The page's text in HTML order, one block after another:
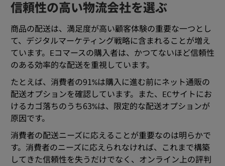
信頼性の高い物流会社を選ぶ
商品の配送は、満足度が高い顧客体験の重要な一つとし
て、デジタルマーケティング戦略に含まれることが増え
ています。Eコマースの購入者は、かつてないほど信頼性
のある効率的な配送を重視しています。
たとえば、消費者の91%は購入に進む前にネット通販の
配送オプションを確認しています。また、ECサイトにお
けるカゴ落ちのうち63%は、限定的な配送オプションが
原因です。
消費者の配送ニーズに応えることが重要なのは明らかで
す。消費者のニーズに応えられなければ、これまで構築
してきた信頼性を失うだけでなく、オンライン上の評判